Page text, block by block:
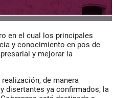
en el cual los principales
y conocimiento en pos de
y mejorar la
de manera
disertantes ya confirmados, la